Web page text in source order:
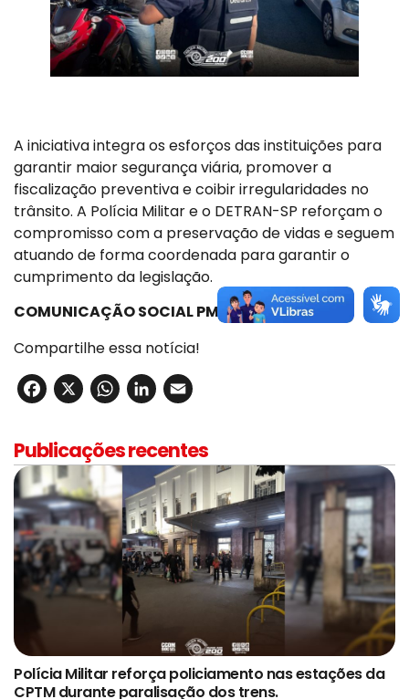
A iniciativa integra os esforços das instituições para
garantir maior segurança viária, promover a
fiscalização preventiva e coibir irregularidades no
trânsito. A Polícia Militar e o DETRAN-SP reforçam o
compromisso com a preservação de vidas e seguem
atuando de forma coordenada para garantir o
cumprimento da legislação.
COMUNICAÇÃO SOCIAL PMESP
Compartilhe essa notícia!
Facebook
X WhatsApp
LinkedIn
Publicações recentes
Polícia Militar reforça policiamento nas estações da
CPTM durante paralisação dos trens.